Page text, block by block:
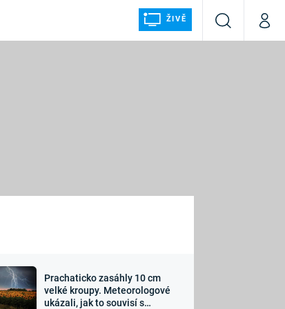
ŽIVĚ
VyhledáváníMůj
Sledujte nás
Prachaticko zasáhly 10 cm
velké kroupy. Meteorologové
ukázali, jak to souvisí s